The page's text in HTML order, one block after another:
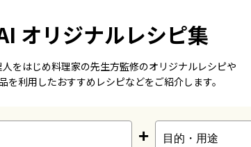
オリジナルレシピ集
をはじめ料理家の先生方監修のオリジナルレシピや
を利用したおすすめレシピなどをご紹介します。
+